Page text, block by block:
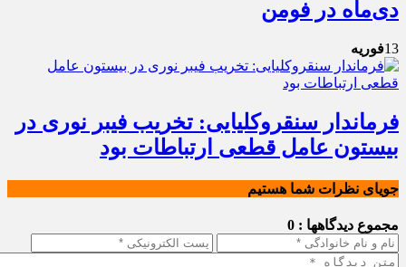
دی‌ماه در فومن
13فوریه
فرماندار سنقروکلیایی: تخریب فیبر نوری در
بیستون عامل قطعی ارتباطات بود
جویای نظرات شما هستیم
مجموع دیدگاهها : 0